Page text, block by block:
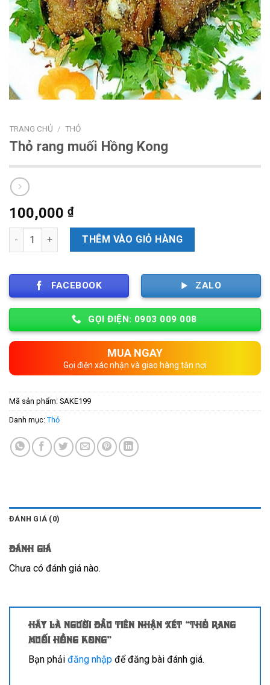
TRANG CHỦ / THỎ
Thỏ rang muối Hồng Kong
100,000 ₫
Số lượng THÊM VÀO GIỎ HÀNG
FACEBOOK ZALO
GỌI ĐIỆN: 0903 009 008
MUA NGAY
Gọi điện xác nhận và giao hàng tận nơi
Mã sản phẩm: SAKE199
Danh mục: Thỏ
ĐÁNH GIÁ (0)
Đánh giá
Chưa có đánh giá nào.
Hãy là người đầu tiên nhận xét “Thỏ rang
muối Hồng Kong”
Bạn phải đăng nhập để đăng bài đánh giá.